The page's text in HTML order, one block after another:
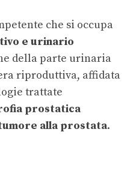
che si occupa
e urinario
della parte urinaria
riproduttiva, affidata
trattate
prostatica
alla prostata.